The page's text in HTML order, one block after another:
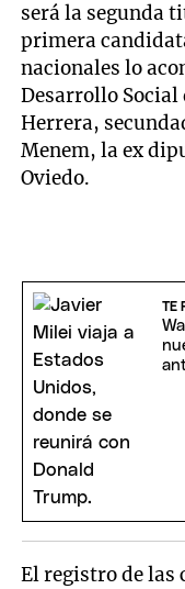
será la segunda
primera
nacionales lo
Desarrollo
Herrera,
Menem, la ex
Oviedo.
TE
El registro de